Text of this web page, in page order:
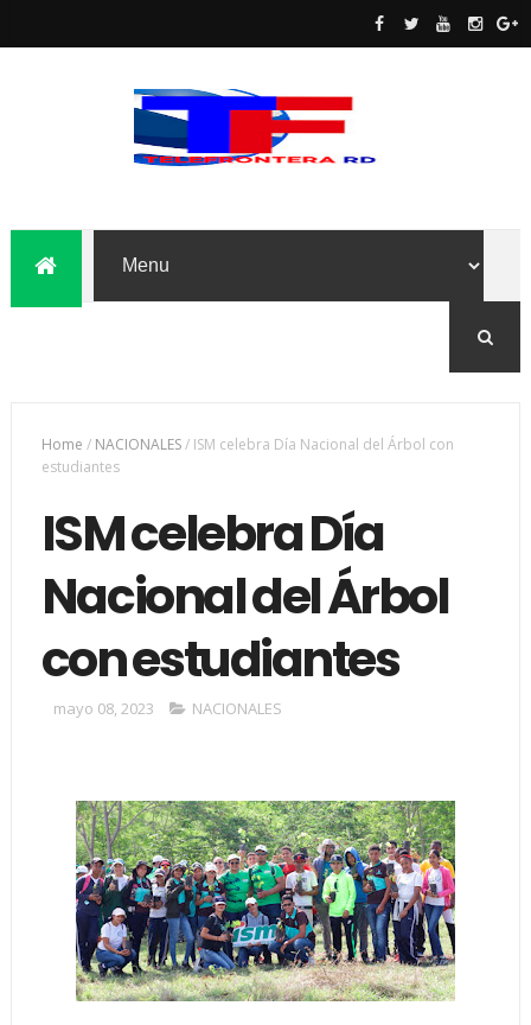
Home / NACIONALES/ ISM celebra Día Nacional del Árbol con
estudiantes
ISM celebra Día
Nacional del Árbol
con estudiantes
mayo 08, 2023 NACIONALES